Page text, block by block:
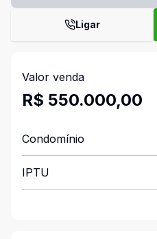
Ligar
Valor venda
R$ 550.000,00
Condomínio
IPTU